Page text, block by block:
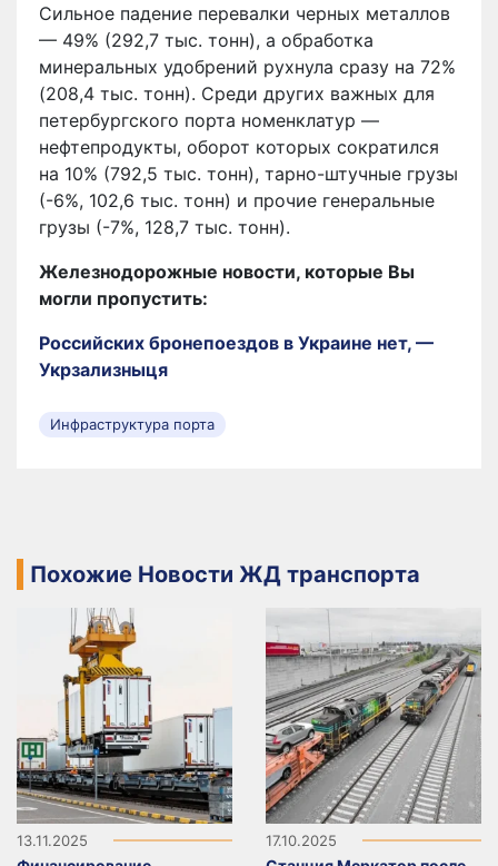
Сильное падение перевалки черных металлов
— 49% (292,7 тыс. тонн), а обработка
минеральных удобрений рухнула сразу на 72%
(208,4 тыс. тонн). Среди других важных для
петербургского порта номенклатур —
нефтепродукты, оборот которых сократился
на 10% (792,5 тыс. тонн), тарно-штучные грузы
(-6%, 102,6 тыс. тонн) и прочие генеральные
грузы (-7%, 128,7 тыс. тонн).
Железнодорожные новости, которые Вы
могли пропустить:
Российских бронепоездов в Украине нет, —
Укрзализныця
Инфраструктура порта
Похожие Новости ЖД транспорта
13.11.2025 17.10.2025